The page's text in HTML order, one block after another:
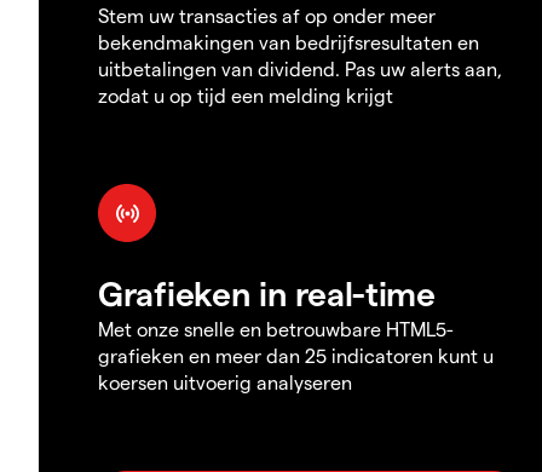
Stem uw transacties af op onder meer
bekendmakingen van bedrijfsresultaten en
uitbetalingen van dividend. Pas uw alerts aan,
zodat u op tijd een melding krijgt
Grafieken in real-time
Met onze snelle en betrouwbare HTML5-
grafieken en meer dan 25 indicatoren kunt u
koersen uitvoerig analyseren